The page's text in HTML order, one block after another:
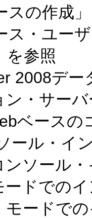
スの作成
ス・ユー
を参照
2008デ
・サー
ベース
ール・イ
ンソール
ードでの
モードで